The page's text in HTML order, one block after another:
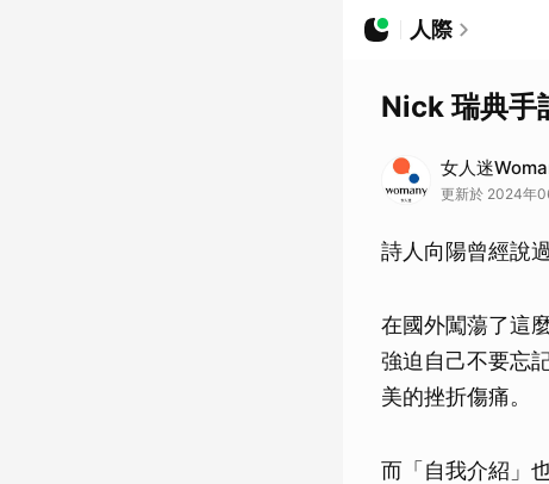
人際
Nick 瑞典手
女人迷
更新於 2024年
詩人向陽曾經說
在國外闖蕩了這
強迫自己不要忘
美的挫折傷痛。
而「自我介紹」